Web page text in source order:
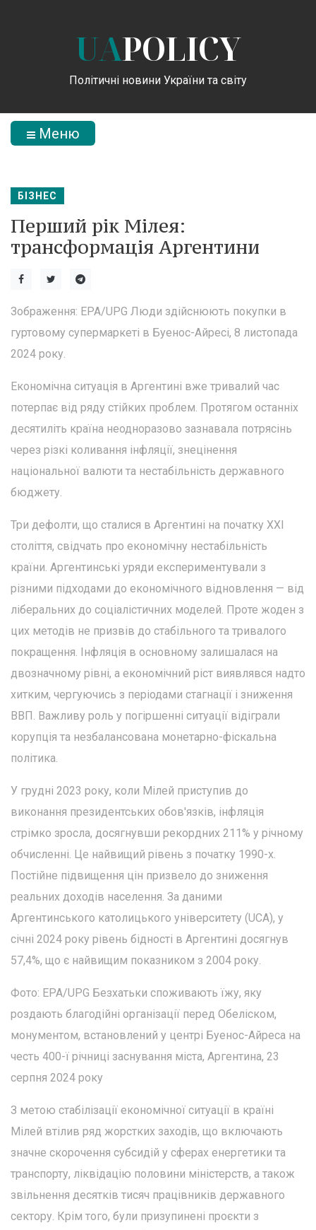
UAPOLICY
Політичні новини України та світу
Меню
БІЗНЕС
Перший рік Мілея:
трансформація Аргентини
Зображення: EPA/UPG Люди здійснюють покупки в
гуртовому супермаркеті в Буенос-Айресі, 8 листопада
2024 року.
Економічна ситуація в Аргентині вже тривалий час
потерпає від ряду стійких проблем. Протягом останніх
десятиліть країна неодноразово зазнавала потрясінь
через різкі коливання інфляції, знецінення
національної валюти та нестабільність державного
бюджету.
Три дефолти, що сталися в Аргентині на початку XXI
століття, свідчать про економічну нестабільність
країни. Аргентинські уряди експериментували з
різними підходами до економічного відновлення — від
ліберальних до соціалістичних моделей. Проте жоден з
цих методів не призвів до стабільного та тривалого
покращення. Інфляція в основному залишалася на
двозначному рівні, а економічний ріст виявлявся надто
хитким, чергуючись з періодами стагнації і зниження
ВВП. Важливу роль у погіршенні ситуації відіграли
корупція та незбалансована монетарно-фіскальна
політика.
У грудні 2023 року, коли Мілей приступив до
виконання президентських обов'язків, інфляція
стрімко зросла, досягнувши рекордних 211% у річному
обчисленні. Це найвищий рівень з початку 1990-х.
Постійне підвищення цін призвело до зниження
реальних доходів населення. За даними
Аргентинського католицького університету (UCA), у
січні 2024 року рівень бідності в Аргентині досягнув
57,4%, що є найвищим показником з 2004 року.
Фото: EPA/UPG Безхатьки споживають їжу, яку
роздають благодійні організації перед Обеліском,
монументом, встановлений у центрі Буенос-Айреса на
честь 400-ї річниці заснування міста, Аргентина, 23
серпня 2024 року
З метою стабілізації економічної ситуації в країні
Мілей втілив ряд жорстких заходів, що включають
значне скорочення субсидій у сферах енергетики та
транспорту, ліквідацію половини міністерств, а також
звільнення десятків тисяч працівників державного
сектору. Крім того, були призупинені проєкти з